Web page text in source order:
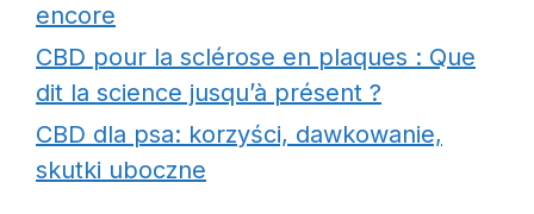
encore
CBD pour la sclérose en plaques : Que
dit la science jusqu’à présent ?
CBD dla psa: korzyści, dawkowanie,
skutki uboczne